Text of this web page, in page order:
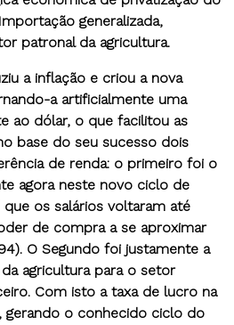
generalizada,
patronal da agricultura.
a inflação e criou a nova
a artificialmente uma
ao dólar, o que facilitou as
base do seu sucesso dois
de renda: o primeiro foi o
agora neste novo ciclo de
os salários voltaram até
de compra a se aproximar
O Segundo foi justamente a
agricultura para o setor
Com isto a taxa de lucro na
gerando o conhecido ciclo do